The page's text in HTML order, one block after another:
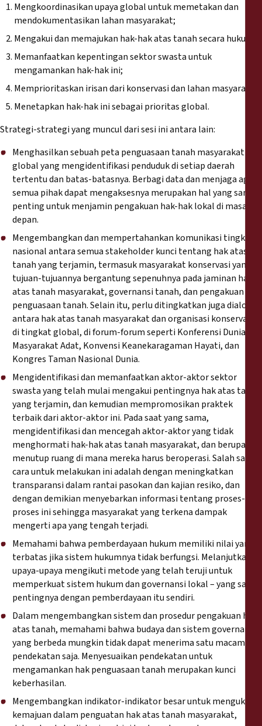
Mengkoordinasikan upaya global untuk memetakan dan
mendokumentasikan lahan masyarakat;
Mengakui dan memajukan hak-hak atas tanah secara hukum;
Memanfaatkan kepentingan sektor swasta untuk
mengamankan hak-hak ini;
Memprioritaskan irisan dari konservasi dan lahan masyarakat;
Menetapkan hak-hak ini sebagai prioritas global.
Strategi-strategi yang muncul dari sesi ini antara lain:
Menghasilkan sebuah peta penguasaan tanah masyarakat
global yang mengidentifikasi penduduk di setiap daerah
tertentu dan batas-batasnya. Berbagi data dan menjaga agar
semua pihak dapat mengaksesnya merupakan hal yang sangat
penting untuk menjamin pengakuan hak-hak lokal di masa
depan.
Mengembangkan dan mempertahankan komunikasi tingkat
nasional antara semua stakeholder kunci tentang hak atas
tanah yang terjamin, termasuk masyarakat konservasi yang
tujuan-tujuannya bergantung sepenuhnya pada jaminan hak
atas tanah masyarakat, governansi tanah, dan pengakuan
penguasaan tanah. Selain itu, perlu ditingkatkan juga dialog
antara hak atas tanah masyarakat dan organisasi konservasi
di tingkat global, di forum-forum seperti Konferensi Dunia
Masyarakat Adat, Konvensi Keanekaragaman Hayati, dan
Kongres Taman Nasional Dunia.
Mengidentifikasi dan memanfaatkan aktor-aktor sektor
swasta yang telah mulai mengakui pentingnya hak atas tanah
yang terjamin, dan kemudian mempromosikan praktek
terbaik dari aktor-aktor ini. Pada saat yang sama,
mengidentifikasi dan mencegah aktor-aktor yang tidak
menghormati hak-hak atas tanah masyarakat, dan berupaya
menutup ruang di mana mereka harus beroperasi. Salah satu
cara untuk melakukan ini adalah dengan meningkatkan
transparansi dalam rantai pasokan dan kajian resiko, dan
dengan demikian menyebarkan informasi tentang proses-
proses ini sehingga masyarakat yang terkena dampak
mengerti apa yang tengah terjadi.
Memahami bahwa pemberdayaan hukum memiliki nilai yang
terbatas jika sistem hukumnya tidak berfungsi. Melanjutkan
upaya-upaya mengikuti metode yang telah teruji untuk
memperkuat sistem hukum dan governansi lokal – yang sama
pentingnya dengan pemberdayaan itu sendiri.
Dalam mengembangkan sistem dan prosedur pengakuan hak
atas tanah, memahami bahwa budaya dan sistem governansi
yang berbeda mungkin tidak dapat menerima satu macam
pendekatan saja. Menyesuaikan pendekatan untuk
mengamankan hak penguasaan tanah merupakan kunci
keberhasilan.
Mengembangkan indikator-indikator besar untuk mengukur
kemajuan dalam penguatan hak atas tanah masyarakat,